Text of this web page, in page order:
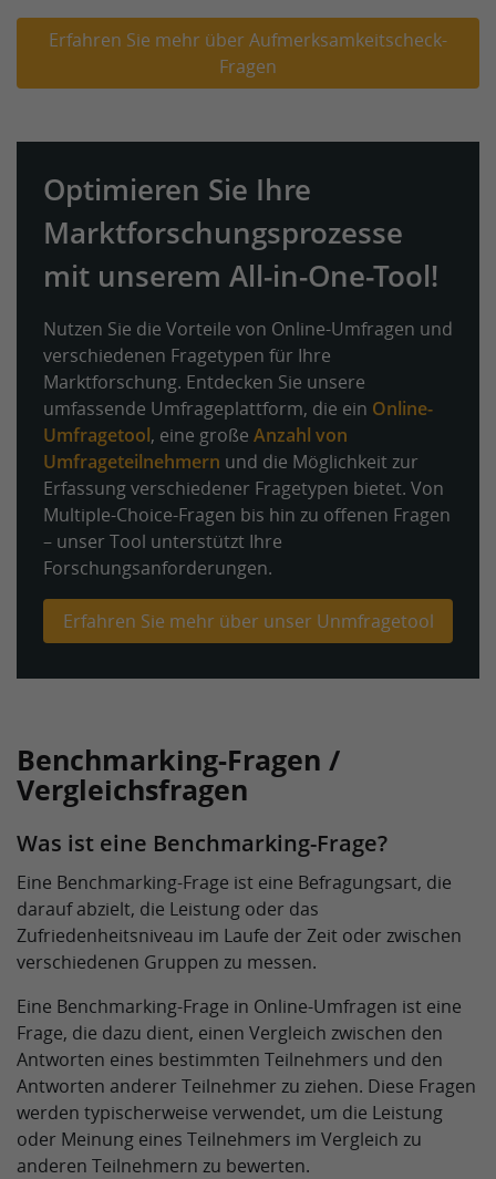
Erfahren Sie mehr über Aufmerksamkeitscheck-
Fragen
Optimieren Sie Ihre
Marktforschungsprozesse
mit unserem All-in-One-Tool!
Nutzen Sie die Vorteile von Online-Umfragen und
verschiedenen Fragetypen für Ihre
Marktforschung. Entdecken Sie unsere
umfassende Umfrageplattform, die ein Online-
Umfragetool, eine große Anzahl von
Umfrageteilnehmern und die Möglichkeit zur
Erfassung verschiedener Fragetypen bietet. Von
Multiple-Choice-Fragen bis hin zu offenen Fragen
– unser Tool unterstützt Ihre
Forschungsanforderungen.
Erfahren Sie mehr über unser Unmfragetool
Benchmarking-Fragen /
Vergleichsfragen
Was ist eine Benchmarking-Frage?
Eine Benchmarking-Frage ist eine Befragungsart, die
darauf abzielt, die Leistung oder das
Zufriedenheitsniveau im Laufe der Zeit oder zwischen
verschiedenen Gruppen zu messen.
Eine Benchmarking-Frage in Online-Umfragen ist eine
Frage, die dazu dient, einen Vergleich zwischen den
Antworten eines bestimmten Teilnehmers und den
Antworten anderer Teilnehmer zu ziehen. Diese Fragen
werden typischerweise verwendet, um die Leistung
oder Meinung eines Teilnehmers im Vergleich zu
anderen Teilnehmern zu bewerten.